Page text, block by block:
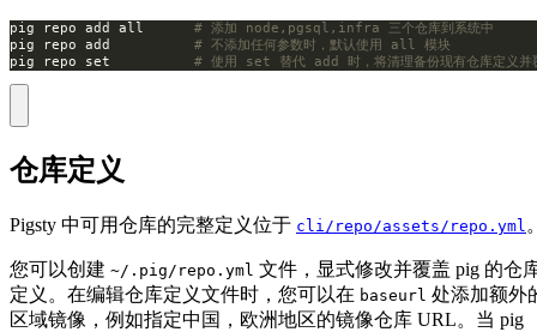
pig repo add all # 添加 node,pgsql,infra 三个仓库到系统中
pig repo add # 不添加任何参数时，默认使用 all 模块
pig repo set # 使用 set 替代 add 时，将清理备份现有仓库定义并
仓库定义
Pigsty 中可用仓库的完整定义位于 cli/repo/assets/repo.yml
您可以创建 ~/.pig/repo.yml 文件，显式修改并覆盖 pig 的仓
定义。在编辑仓库定义文件时，您可以在 baseurl 处添加额外
区域镜像，例如指定中国，欧洲地区的镜像仓库 URL。当 pig